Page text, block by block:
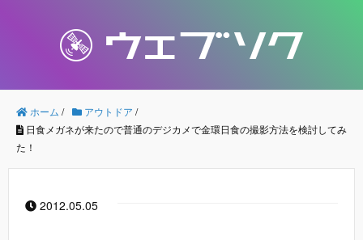
ホーム / アウトドア /
日食メガネが来たので普通のデジカメで金環日食の撮影方法を検討してみ
た！
2012.05.05